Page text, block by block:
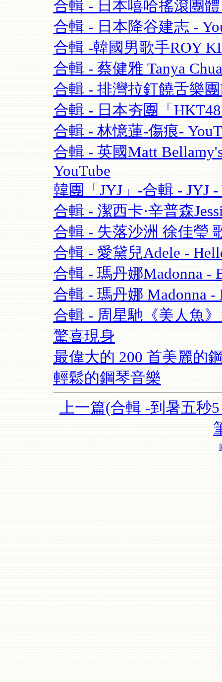
合輯 - 日本嘻哈搖滾團體
合輯 - 日本降谷建志 -
合輯 -韓國男歌手ROY
合輯 - 蔡健雅 Tanya
合輯 - 排灣拉釘饒舌樂
合輯 - 日本夯團「
合輯 - 林憶蓮-傷痕-
合輯 - 英國Matt
YouTube
韓團「JYJ」-合輯 - JYJ -
合輯 - 潔西卡·辛普森
合輯 - 失落沙洲 徐佳瑩
合輯 - 愛黛兒Adele -
合輯 - 瑪丹娜Madonna -
合輯 - 瑪丹娜 Madonna -
合輯 - 周星馳《美人魚
驚喜現身
最偉大的 200 首美麗的
輕鬆的鋼琴音樂
上一篇(合輯 -到暑五秒5